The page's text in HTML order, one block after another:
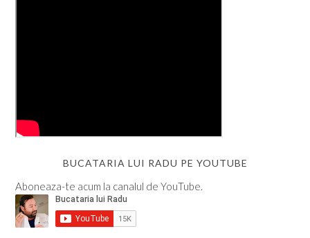
BUCATARIA LUI RADU PE YOUTUBE
Aboneaza-te acum la canalul de YouTube.